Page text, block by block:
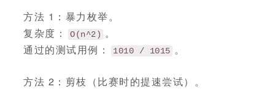
方法 1：暴力枚举。
复杂度：
O(n^2) 。
通过的测试用例：
1010 / 1015 。
方法 2：剪枝（比赛时的提速尝试）。